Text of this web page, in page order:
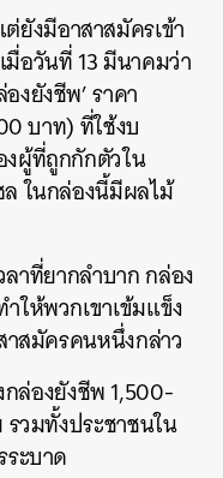
ยังมีอาสาสมัครเข้า
อวันที่ 13 มีนาคมว่า
งยังชีพ’ ราคา
บาท) ที่ใช้งบ
ผู้ที่ถูกกักตัวใน
ในกล่องนี้มีผลไม้
าที่ยากลำบาก กล่อง
ให้พวกเขาเข้มแข็ง
าสมัครคนหนึ่งกล่าว
ล่องยังชีพ 1,500-
วมทั้งประชาชนใน
ะบาด
EMAIL